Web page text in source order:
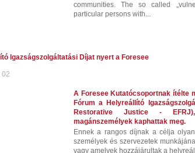
communities. The so called
particular persons with...
Igazságszolgáltatási Díjat nyert a Foresee
02
A Foresee Kutatócsoportnak ítélte
Fórum a Helyreállító
Restorative Justice -
magánszemélyek kaphattak meg.
Ennek a rangos díjnak a célja
személyek és szervezetek
vagy amelyek hozzájárultak a